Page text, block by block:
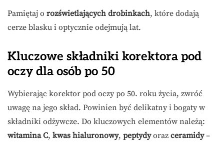
Pamiętaj o rozświetlających drobinkach, które dodają
cerze blasku i optycznie odejmują lat.
Kluczowe składniki korektora pod
oczy dla osób po 50
Wybierając korektor pod oczy po 50. roku życia, zwróć
uwagę na jego skład. Powinien być delikatny i bogaty w
składniki odżywcze. Do kluczowych elementów należą:
witamina C, kwas hialuronowy, peptydyoraz ceramidy–